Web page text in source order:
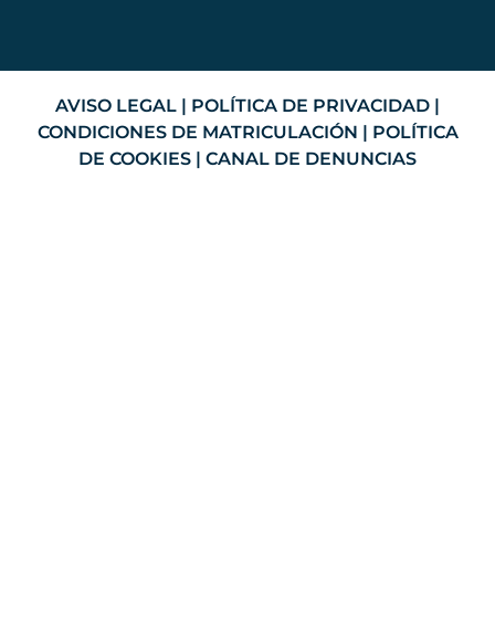
AVISO LEGAL | POLÍTICA DE PRIVACIDAD |
CONDICIONES DE MATRICULACIÓN | POLÍTICA
DE COOKIES | CANAL DE DENUNCIAS